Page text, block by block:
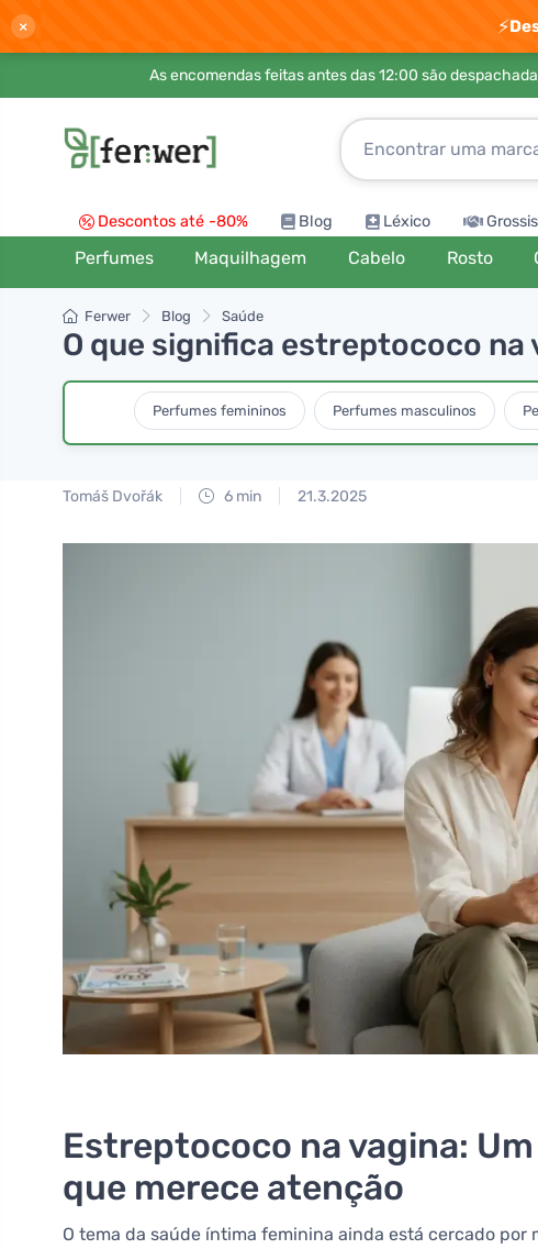
× ⚡
As encomendas feitas antes das 12:00 são
Descontos até -80% Blog Léxico
Perfumes Maquilhagem Cabelo Rosto
Ferwer Blog Saúde
O que significa estreptococo na
Perfumes femininos Perfumes masculinos
Tomáš Dvořák 6 min 21.3.2025
Estreptococo na vagina:
que merece atenção
O tema da saúde íntima feminina ainda está cercado